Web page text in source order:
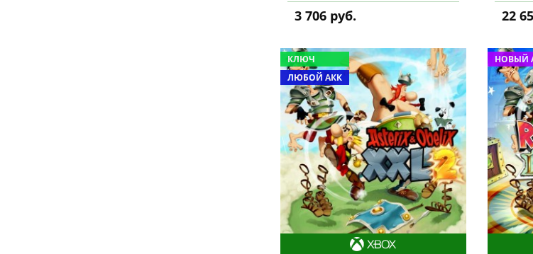
3 706 руб. 22
КЛЮЧ
ЛЮБОЙ АКК
НОВЫЙ